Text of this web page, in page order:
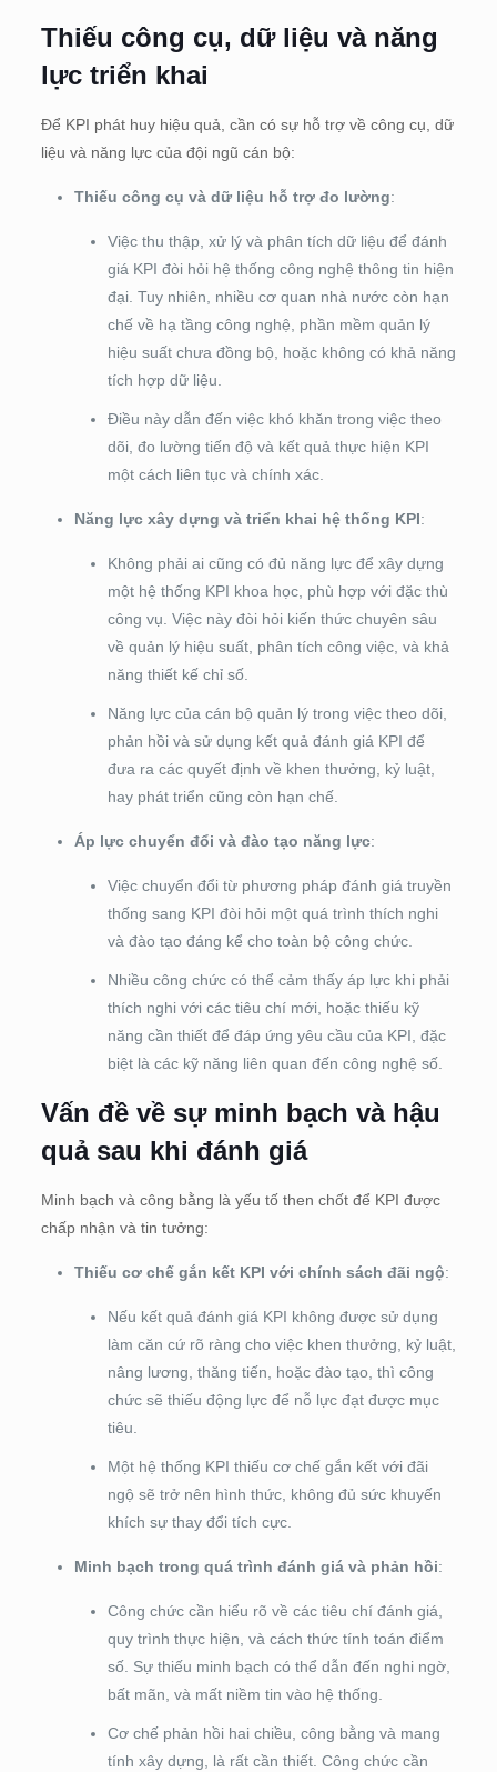
Thiếu công cụ, dữ liệu và năng
lực triển khai
Để KPI phát huy hiệu quả, cần có sự hỗ trợ về công cụ, dữ
liệu và năng lực của đội ngũ cán bộ:
Thiếu công cụ và dữ liệu hỗ trợ đo lường:
Việc thu thập, xử lý và phân tích dữ liệu để đánh
giá KPI đòi hỏi hệ thống công nghệ thông tin hiện
đại. Tuy nhiên, nhiều cơ quan nhà nước còn hạn
chế về hạ tầng công nghệ, phần mềm quản lý
hiệu suất chưa đồng bộ, hoặc không có khả năng
tích hợp dữ liệu.
Điều này dẫn đến việc khó khăn trong việc theo
dõi, đo lường tiến độ và kết quả thực hiện KPI
một cách liên tục và chính xác.
Năng lực xây dựng và triển khai hệ thống KPI:
Không phải ai cũng có đủ năng lực để xây dựng
một hệ thống KPI khoa học, phù hợp với đặc thù
công vụ. Việc này đòi hỏi kiến thức chuyên sâu
về quản lý hiệu suất, phân tích công việc, và khả
năng thiết kế chỉ số.
Năng lực của cán bộ quản lý trong việc theo dõi,
phản hồi và sử dụng kết quả đánh giá KPI để
đưa ra các quyết định về khen thưởng, kỷ luật,
hay phát triển cũng còn hạn chế.
Áp lực chuyển đổi và đào tạo năng lực:
Việc chuyển đổi từ phương pháp đánh giá truyền
thống sang KPI đòi hỏi một quá trình thích nghi
và đào tạo đáng kể cho toàn bộ công chức.
Nhiều công chức có thể cảm thấy áp lực khi phải
thích nghi với các tiêu chí mới, hoặc thiếu kỹ
năng cần thiết để đáp ứng yêu cầu của KPI, đặc
biệt là các kỹ năng liên quan đến công nghệ số.
Vấn đề về sự minh bạch và hậu
quả sau khi đánh giá
Minh bạch và công bằng là yếu tố then chốt để KPI được
chấp nhận và tin tưởng:
Thiếu cơ chế gắn kết KPI với chính sách đãi ngộ:
Nếu kết quả đánh giá KPI không được sử dụng
làm căn cứ rõ ràng cho việc khen thưởng, kỷ luật,
nâng lương, thăng tiến, hoặc đào tạo, thì công
chức sẽ thiếu động lực để nỗ lực đạt được mục
tiêu.
Một hệ thống KPI thiếu cơ chế gắn kết với đãi
ngộ sẽ trở nên hình thức, không đủ sức khuyến
khích sự thay đổi tích cực.
Minh bạch trong quá trình đánh giá và phản hồi:
Công chức cần hiểu rõ về các tiêu chí đánh giá,
quy trình thực hiện, và cách thức tính toán điểm
số. Sự thiếu minh bạch có thể dẫn đến nghi ngờ,
bất mãn, và mất niềm tin vào hệ thống.
Cơ chế phản hồi hai chiều, công bằng và mang
tính xây dựng, là rất cần thiết. Công chức cần